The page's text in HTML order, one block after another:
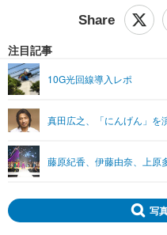
ネタ
音楽
ライフ
ペット
その他
リリース一覧
プッシュ通知の停止方法
注目記事
10G光回線導入レポ
真田広之、「にんげん」
藤原紀香、伊藤由奈、上原
写